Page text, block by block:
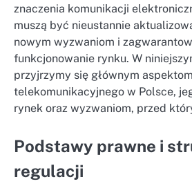
znaczenia komunikacji
muszą być nieustannie
nowym wyzwaniom i
funkcjonowanie rynku. W
przyjrzymy się głównym
telekomunikacyjnego w Polsce,
rynek oraz wyzwaniom, przed
Podstawy prawne i
regulacji